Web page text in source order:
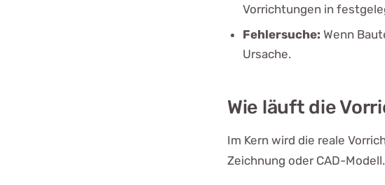
Vorrichtungen in
Fehlersuche: Wenn
Ursache.
Wie läuft die
Im Kern wird die reale
Zeichnung oder CAD-